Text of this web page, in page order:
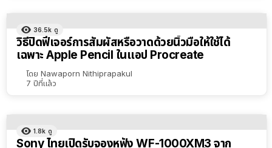
36.5k ดู
วิธีปิดฟีเจอร์การสัมผัสหรือวาดด้วยนิ้วมือให้ใช้ได้
เฉพาะ Apple Pencil ในแอป Procreate
โดย Nawaporn Nithiprapakul
7 ปีที่แล้ว
1.8k ดู
Sony ไทยเปิดรับจองหูฟัง WF-1000XM3 จาก